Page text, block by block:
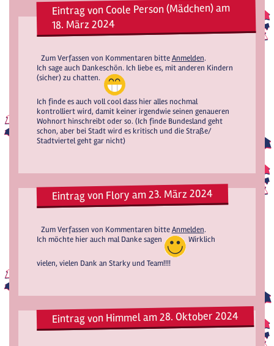
Eintrag von Coole Person (Mädchen) am
18. März 2024
Zum Verfassen von Kommentaren bitteAnmelden.
Ich sage auch Dankeschön. Ich liebe es, mit anderen Kindern
(sicher) zu chatten.
Ich finde es auch voll cool dass hier alles nochmal
kontrolliert wird, damit keiner irgendwie seinen genaueren
Wohnort hinschreibt oder so. (Ich finde Bundesland geht
schon, aber bei Stadt wird es kritisch und die Straße/
Stadtviertel geht gar nicht)
Eintrag von Flory am 23. März 2024
Zum Verfassen von Kommentaren bitteAnmelden.
Ich möchte hier auch mal Danke sagen
Wirklich
vielen, vielen Dank an Starky und Team!!!!
Eintrag von Himmel am 28. Oktober 2024